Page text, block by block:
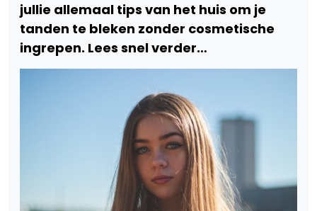
jullie allemaal tips van het huis om je
tanden te bleken zonder cosmetische
ingrepen. Lees snel verder…